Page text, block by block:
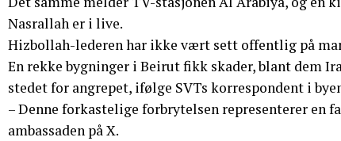
Nasrallah er i live.
Hizbollah-lederen har ikke vært sett offentlig på
En rekke bygninger i Beirut fikk skader, blant dem
stedet for angrepet, ifølge SVTs korrespondent i
– Denne forkastelige forbrytelsen representerer
ambassaden på X.